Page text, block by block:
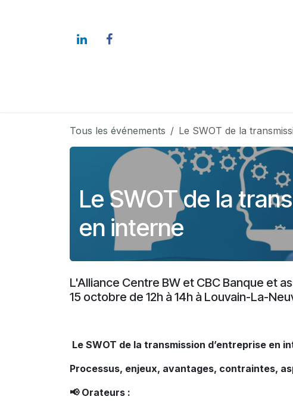
Tous les événements Le SWOT de la
Le SWOT de la
en interne
L'Alliance Centre BW et CBC Banque et
15 octobre de 12h à 14h à Louvain-La-
Le SWOT de la transmission d’entreprise en
Processus, enjeux, avantages, contraintes,
📢 Orateurs :